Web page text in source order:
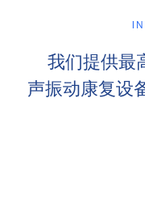
我们提供最
声振动康复设